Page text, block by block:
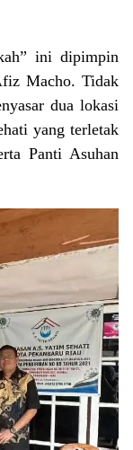
ini dipimpin
Macho. Tidak
dua lokasi
yang terletak
Panti Asuhan